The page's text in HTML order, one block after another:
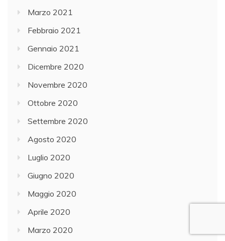
Marzo 2021
Febbraio 2021
Gennaio 2021
Dicembre 2020
Novembre 2020
Ottobre 2020
Settembre 2020
Agosto 2020
Luglio 2020
Giugno 2020
Maggio 2020
Aprile 2020
Marzo 2020